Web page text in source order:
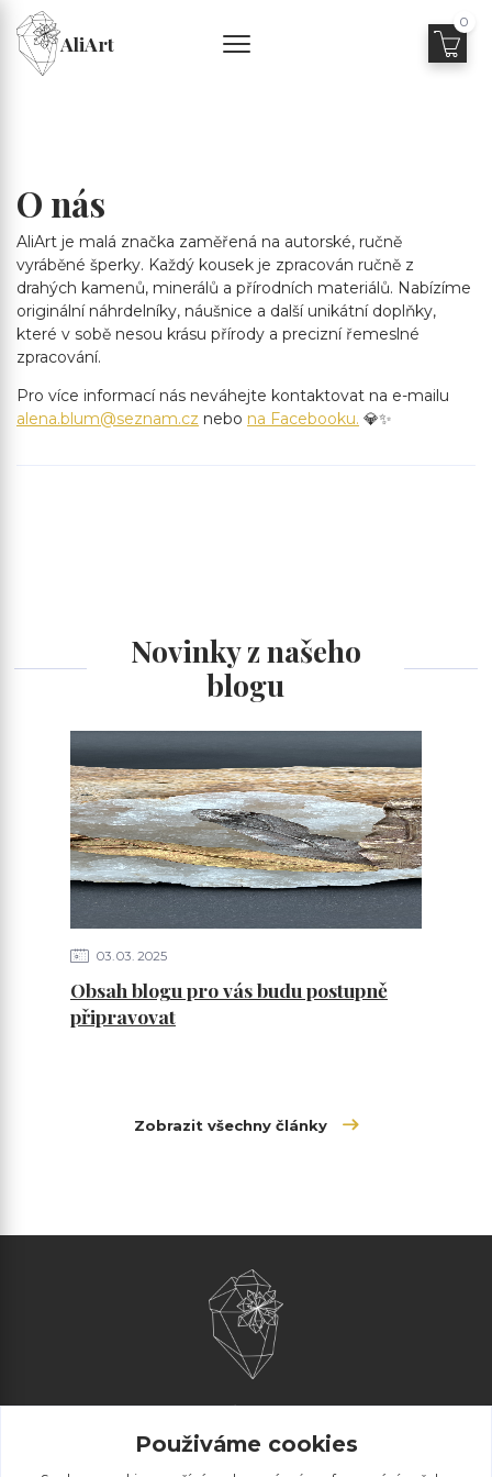
AliArt
0
O nás
AliArt je malá značka zaměřená na autorské, ručně
vyráběné šperky. Každý kousek je zpracován ručně z
drahých kamenů, minerálů a přírodních materiálů. Nabízíme
originální náhrdelníky, náušnice a další unikátní doplňky,
které v sobě nesou krásu přírody a precizní řemeslné
zpracování.
Pro více informací nás neváhejte kontaktovat na e-mailu
alena.blum@seznam.cz nebo na Facebooku. 💎✨
Novinky z našeho
blogu
03 03 2025
Obsah blogu pro vás budu postupně
připravovat
Zobrazit všechny články
AliArt
Obchodní podmínky
Ochrana osobních údajů
Použiváme cookies